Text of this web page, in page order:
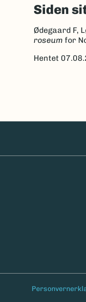
Siden
Ødegaard F,
roseum for
Hentet